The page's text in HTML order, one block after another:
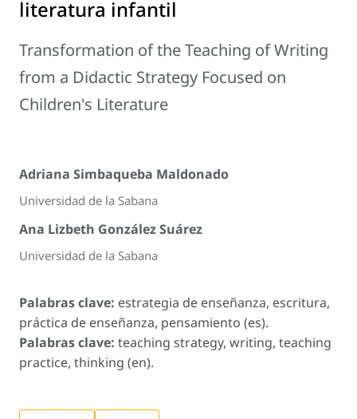
literatura infantil
Transformation of the Teaching of Writing
from a Didactic Strategy Focused on
Children's Literature
Adriana Simbaqueba Maldonado
Universidad de la Sabana
Ana Lizbeth González Suárez
Universidad de la Sabana
Palabras clave: estrategia de enseñanza, escritura,
práctica de enseñanza, pensamiento (es).
Palabras clave: teaching strategy, writing, teaching
practice, thinking (en).